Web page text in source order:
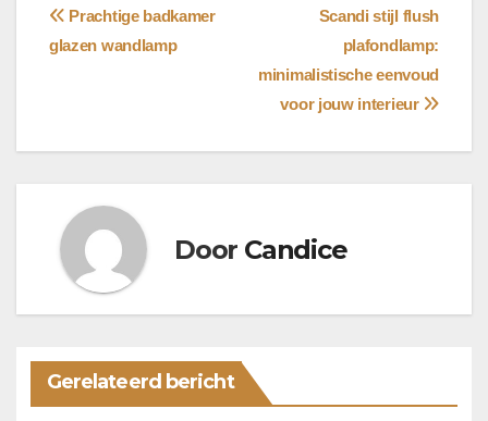
Bericht
navigatie
Scandi stijl flush
plafondlamp:
minimalistische eenvoud
voor jouw interieur
Prachtige badkamer
glazen wandlamp
Door Candice
Gerelateerd bericht